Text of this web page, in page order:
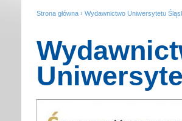
Strona główna › Wydawnictwo Uniwersytetu